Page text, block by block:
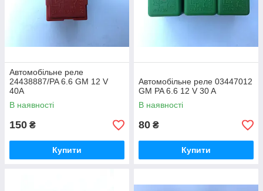
Автомобільне реле
24438887/PA 6.6 GM 12 V
40A
В наявності
150 ₴
Купити
Автомобільне реле 03447012
GM PA 6.6 12 V 30 A
В наявності
80 ₴
Купити